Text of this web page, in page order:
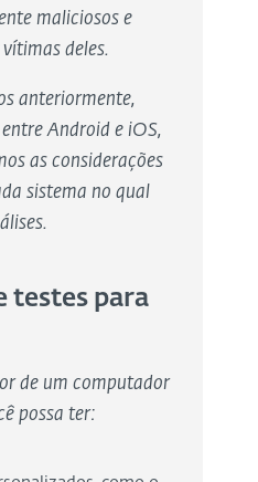
maliciosos e
deles.
anteriormente,
Android e iOS,
as considerações
sistema no qual
testes para
de um computador
possa ter: